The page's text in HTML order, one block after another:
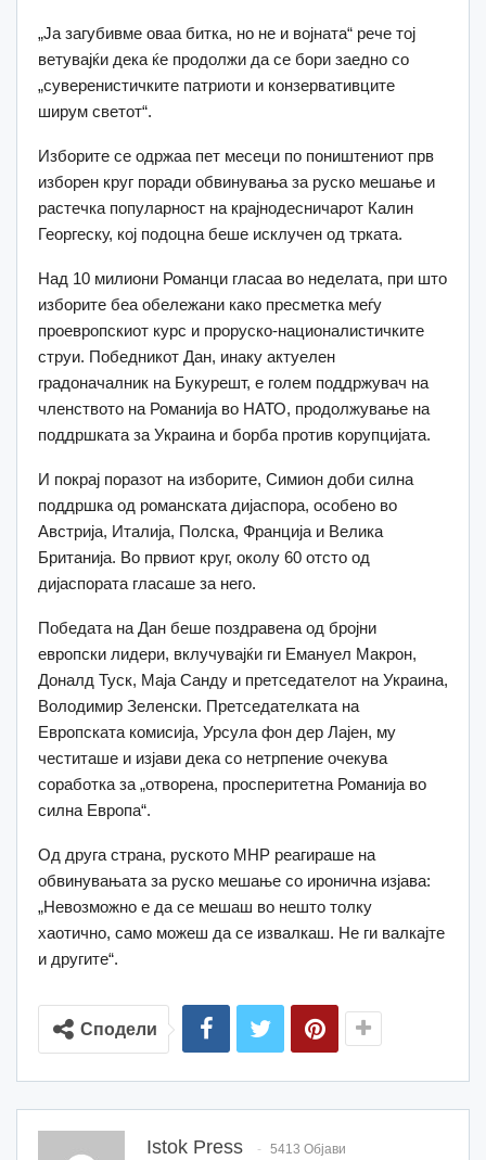
„Ја загубивме оваа битка, но не и војната“ рече тој
ветувајќи дека ќе продолжи да се бори заедно со
„суверенистичките патриоти и конзервативците
ширум светот“.
Изборите се одржаа пет месеци по поништениот прв
изборен круг поради обвинувања за руско мешање и
растечка популарност на крајнодесничарот Калин
Георгеску, кој подоцна беше исклучен од трката.
Над 10 милиони Романци гласаа во неделата, при што
изборите беа обележани како пресметка меѓу
проевропскиот курс и проруско-националистичките
струи. Победникот Дан, инаку актуелен
градоначалник на Букурешт, е голем поддржувач на
членството на Романија во НАТО, продолжување на
поддршката за Украина и борба против корупцијата.
И покрај поразот на изборите, Симион доби силна
поддршка од романската дијаспора, особено во
Австрија, Италија, Полска, Франција и Велика
Британија. Во првиот круг, околу 60 отсто од
дијаспората гласаше за него.
Победата на Дан беше поздравена од бројни
европски лидери, вклучувајќи ги Емануел Макрон,
Доналд Туск, Маја Санду и претседателот на Украина,
Володимир Зеленски. Претседателката на
Европската комисија, Урсула фон дер Лајен, му
честиташе и изјави дека со нетрпение очекува
соработка за „отворена, просперитетна Романија во
силна Европа“.
Од друга страна, руското МНР реагираше на
обвинувањата за руско мешање со иронична изјава:
„Невозможно е да се мешаш во нешто толку
хаотично, само можеш да се извалкаш. Не ги валкајте
и другите“.
Сподели
Istok Press 5413 Објави